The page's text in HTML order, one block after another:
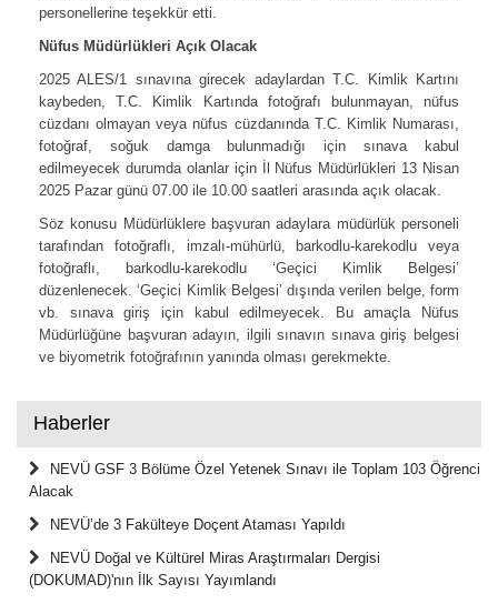
personellerine teşekkür etti.
Nüfus Müdürlükleri Açık Olacak
2025 ALES/1 sınavına girecek adaylardan T.C. Kimlik Kartını
kaybeden, T.C. Kimlik Kartında fotoğrafı bulunmayan, nüfus
cüzdanı olmayan veya nüfus cüzdanında T.C. Kimlik Numarası,
fotoğraf, soğuk damga bulunmadığı için sınava kabul
edilmeyecek durumda olanlar için İl Nüfus Müdürlükleri 13 Nisan
2025 Pazar günü 07.00 ile 10.00 saatleri arasında açık olacak.
Söz konusu Müdürlüklere başvuran adaylara müdürlük personeli
tarafından fotoğraflı, imzalı-mühürlü, barkodlu-karekodlu veya
fotoğraflı, barkodlu-karekodlu ‘Geçici Kimlik Belgesi’
düzenlenecek. ‘Geçici Kimlik Belgesi’ dışında verilen belge, form
vb. sınava giriş için kabul edilmeyecek. Bu amaçla Nüfus
Müdürlüğüne başvuran adayın, ilgili sınavın sınava giriş belgesi
ve biyometrik fotoğrafının yanında olması gerekmekte.
Haberler
NEVÜ GSF 3 Bölüme Özel Yetenek Sınavı ile Toplam 103 Öğrenci
Alacak
NEVÜ’de 3 Fakülteye Doçent Ataması Yapıldı
NEVÜ Doğal ve Kültürel Miras Araştırmaları Dergisi
(DOKUMAD)'nın İlk Sayısı Yayımlandı